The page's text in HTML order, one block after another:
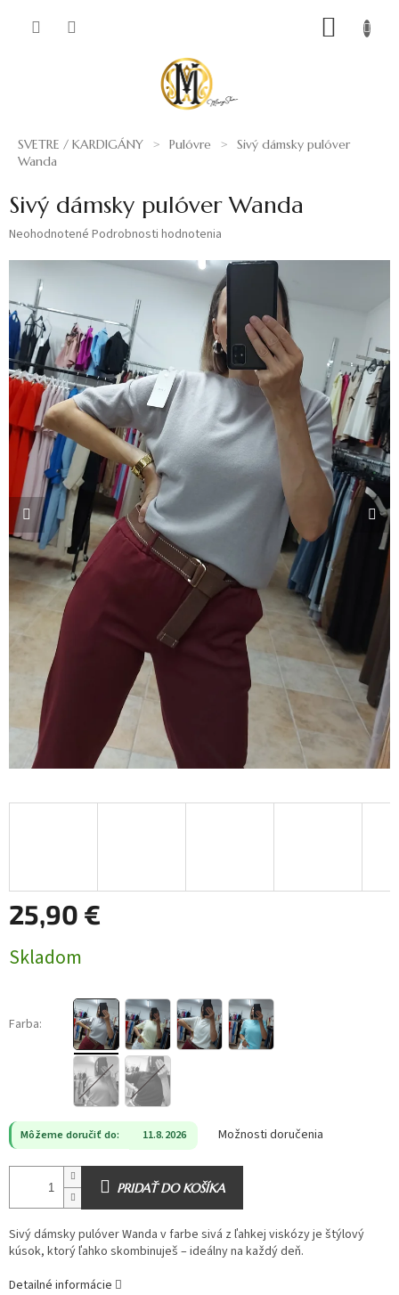
SVETRE / KARDIGÁNY Pulóvre
Sivý dámsky pulóver
Wanda
Sivý dámsky pulóver Wanda
Priemerné
0,0
z
5
hviezdičiek.
Neohodnotené Podrobnosti hodnotenia
25,90 €
cena:
Skladom
Farba:
Môžeme doručiť do: 11.8.2026 Možnosti doručenia
PRIDAŤ DO KOŠÍKA
Sivý dámsky pulóver Wanda v farbe sivá z ľahkej viskózy je štýlový
kúsok, ktorý ľahko skombinuješ – ideálny na každý deň.
Detailné informácie